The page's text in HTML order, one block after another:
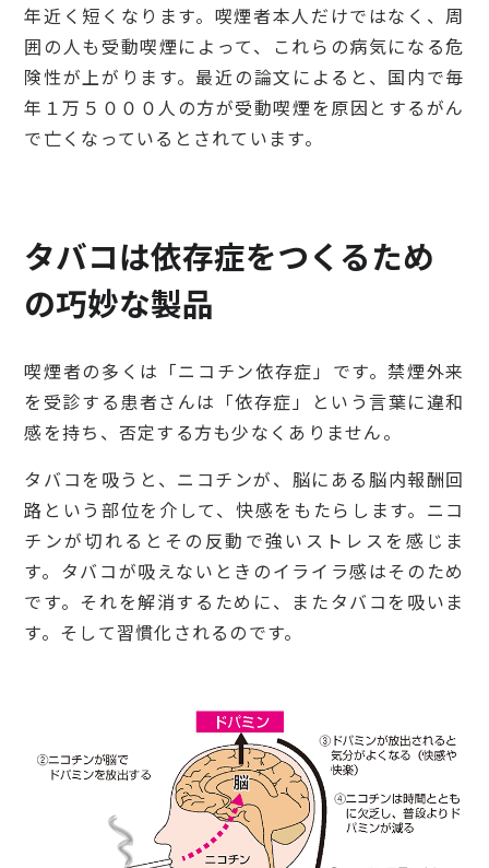
年近く短くなります。喫煙者本人だけではなく、周
囲の人も受動喫煙によって、これらの病気になる危
険性が上がります。最近の論文によると、国内で毎
年１万５０００人の方が受動喫煙を原因とするがん
で亡くなっているとされています。
タバコは依存症をつくるため
の巧妙な製品
喫煙者の多くは「ニコチン依存症」です。禁煙外来
を受診する患者さんは「依存症」という言葉に違和
感を持ち、否定する方も少なくありません。
タバコを吸うと、ニコチンが、脳にある脳内報酬回
路という部位を介して、快感をもたらします。ニコ
チンが切れるとその反動で強いストレスを感じま
す。タバコが吸えないときのイライラ感はそのため
です。それを解消するために、またタバコを吸いま
す。そして習慣化されるのです。